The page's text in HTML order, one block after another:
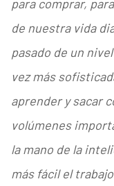
para comprar,
de nuestra vida
pasado de un
vez más
aprender y sacar
volúmenes
la mano de la
más fácil el